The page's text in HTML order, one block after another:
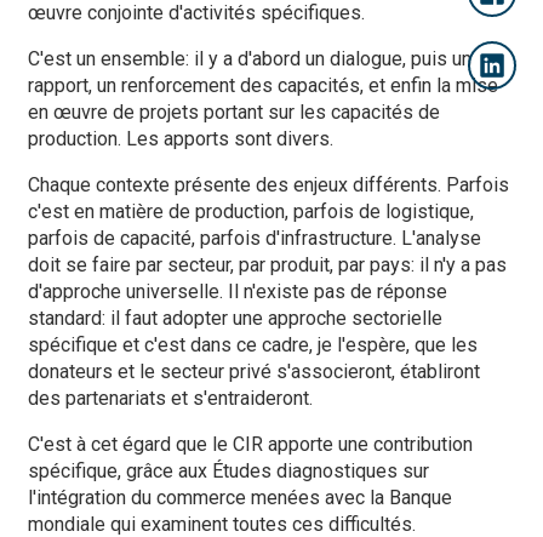
œuvre conjointe d'activités spécifiques.
C'est un ensemble: il y a d'abord un dialogue, puis un
rapport, un renforcement des capacités, et enfin la mise
en œuvre de projets portant sur les capacités de
production. Les apports sont divers.
Chaque contexte présente des enjeux différents. Parfois
c'est en matière de production, parfois de logistique,
parfois de capacité, parfois d'infrastructure. L'analyse
doit se faire par secteur, par produit, par pays: il n'y a pas
d'approche universelle. Il n'existe pas de réponse
standard: il faut adopter une approche sectorielle
spécifique et c'est dans ce cadre, je l'espère, que les
donateurs et le secteur privé s'associeront, établiront
des partenariats et s'entraideront.
C'est à cet égard que le CIR apporte une contribution
spécifique, grâce aux Études diagnostiques sur
l'intégration du commerce menées avec la Banque
mondiale qui examinent toutes ces difficultés.